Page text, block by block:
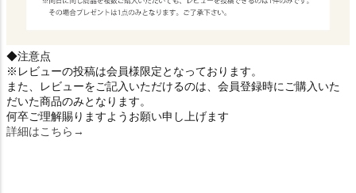
◆注意点
※レビューの投稿は会員様限定となっております。
また、レビューをご記入いただけるのは、会員登録時にご購入いた
だいた商品のみとなります。
何卒ご理解賜りますようお願い申し上げます
詳細はこちら→